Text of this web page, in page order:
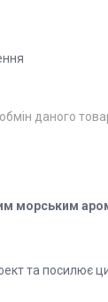
даного
морським
та посилює